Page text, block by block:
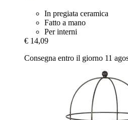
In pregiata ceramica
Fatto a mano
Per interni
€ 14,09
Consegna entro il giorno 11